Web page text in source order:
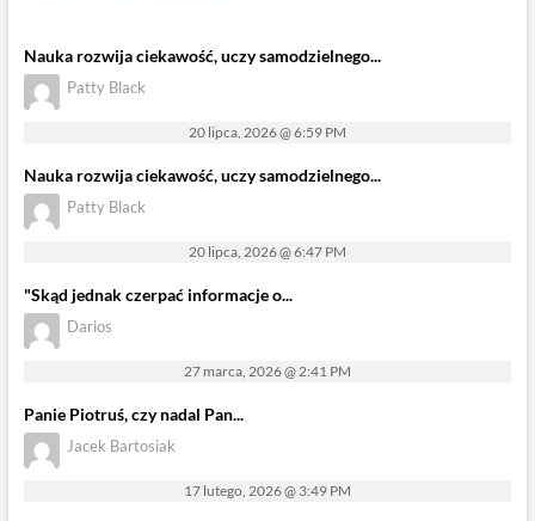
Nauka rozwija ciekawość, uczy samodzielnego...
Patty Black
20 lipca, 2026 @ 6:59 PM
Nauka rozwija ciekawość, uczy samodzielnego...
Patty Black
20 lipca, 2026 @ 6:47 PM
"Skąd jednak czerpać informacje o...
Darios
27 marca, 2026 @ 2:41 PM
Panie Piotruś, czy nadal Pan...
Jacek Bartosiak
17 lutego, 2026 @ 3:49 PM